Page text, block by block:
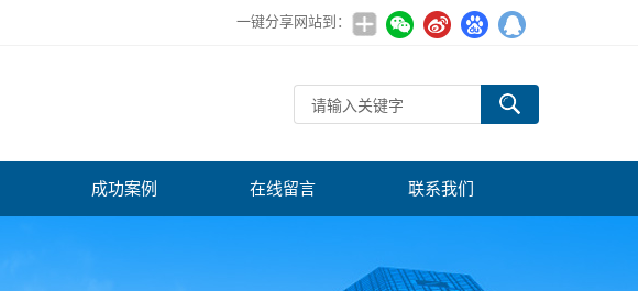
一键分享网站到：
成功案例 在线留言 联系我们